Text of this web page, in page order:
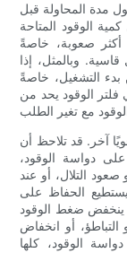
مدة المحاولة قبل
الوقود المتاحة
أكثر صعوبة، خاصةً
وبالمثل، إذا
التشغيل، خاصةً
فلتر الوقود يحد من
آخر. قد تلاحظ أن
دواسة الوقود،
التلال، أو عند
الحفاظ على
ينخفض ​​ضغط الوقود
أو انخفاض
الوقود، كلها